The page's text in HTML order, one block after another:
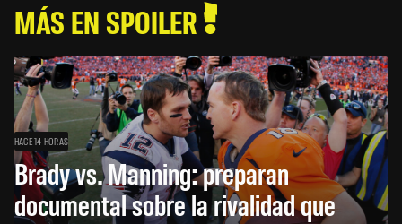
MÁS EN SPOILER
HACE 14 HORAS
Brady vs. Manning: preparan
documental sobre la rivalidad que